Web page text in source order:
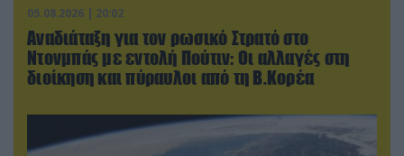
05.08.2026 | 20:02
Αναδιάταξη για τον ρωσικό Στρατό στο
Ντονμπάς με εντολή Πούτιν: Οι αλλαγές στη
διοίκηση και πύραυλοι από τη Β.Κορέα